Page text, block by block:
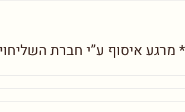
* מרגע איסוף ע”י חברת